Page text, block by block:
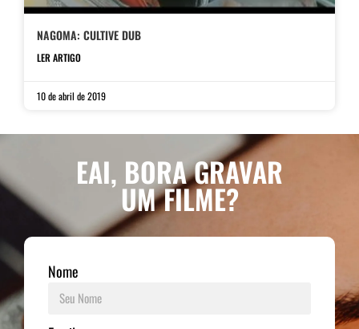
NAGOMA: CULTIVE DUB
LER ARTIGO
10 de abril de 2019
EAI, BORA GRAVAR
UM FILME?
Nome